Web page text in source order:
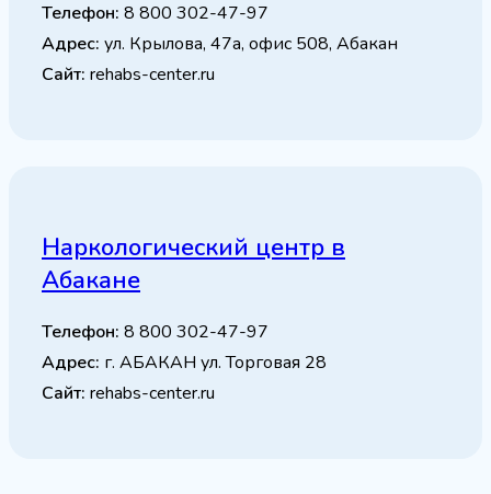
Телефон: 8 800 302-47-97
Адрес: ул. Крылова, 47а, офис 508, Абакан
Сайт: rehabs-center.ru
Наркологический центр в
Абакане
Телефон: 8 800 302-47-97
Адрес: г. АБАКАН ул. Торговая 28
Сайт: rehabs-center.ru